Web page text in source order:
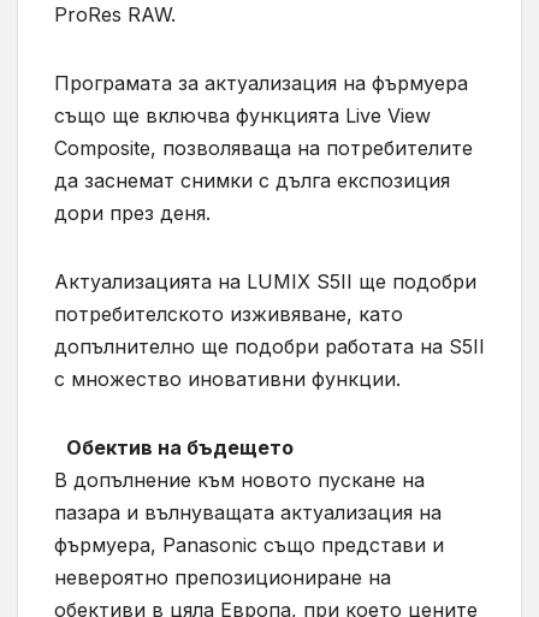
ProRes RAW.
Програмата за актуализация на фърмуера
също ще включва функцията Live View
Composite, позволяваща на потребителите
да заснемат снимки с дълга експозиция
дори през деня.
Актуализацията на LUMIX S5II ще подобри
потребителското изживяване, като
допълнително ще подобри работата на S5II
с множество иновативни функции.
Обектив на бъдещето
В допълнение към новото пускане на
пазара и вълнуващата актуализация на
фърмуера, Panasonic също представи и
невероятно препозициониране на
обективи в цяла Европа, при което цените